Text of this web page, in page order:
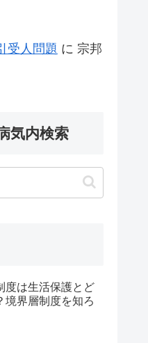
受人問題 に 宗邦
気内検索
度は生活保護とど
境界層制度を知ろ